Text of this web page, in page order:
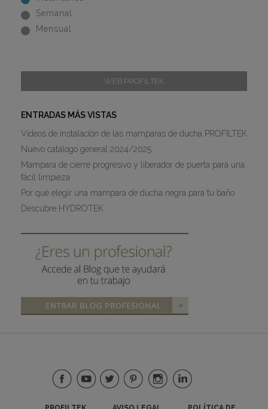
Semanal
Mensual
WEB PROFILTEK
ENTRADAS MÁS VISTAS
Vídeos de instalación de las mamparas de ducha PROFILTEK
Nuevo catálogo general 2024/2025
Mampara de cierre progresivo y liberador de puerta para una
fácil limpieza
Por qué elegir una mampara de ducha negra para tu baño
Descubre HYDROTEK